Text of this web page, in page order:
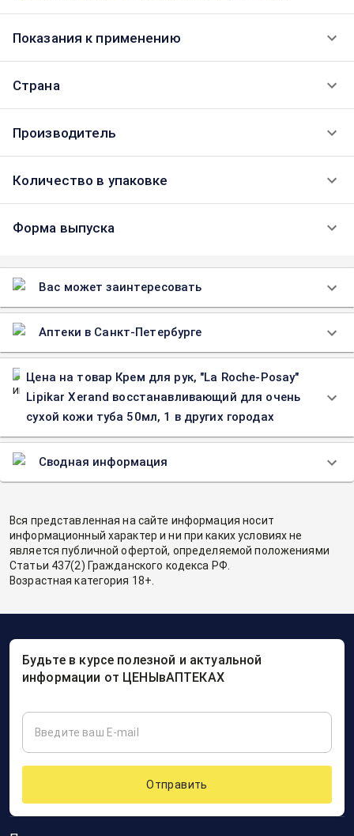
Показания к применению
Страна
Производитель
Количество в упаковке
Форма выпуска
Вас может заинтересовать
Аптеки в Санкт-Петербурге
Цена на товар Крем для рук, "La Roche-Posay"
Lipikar Xerand восстанавливающий для очень
сухой кожи туба 50мл, 1 в других городах
Сводная информация
Вся представленная на сайте информация носит
информационный характер и ни при каких условиях не
является публичной офертой, определяемой положениями
Статьи 437(2) Гражданского кодекса РФ.
Возрастная категория 18+.
Будьте в курсе полезной и актуальной
информации от ЦЕНЫвАПТЕКАХ
Отправить